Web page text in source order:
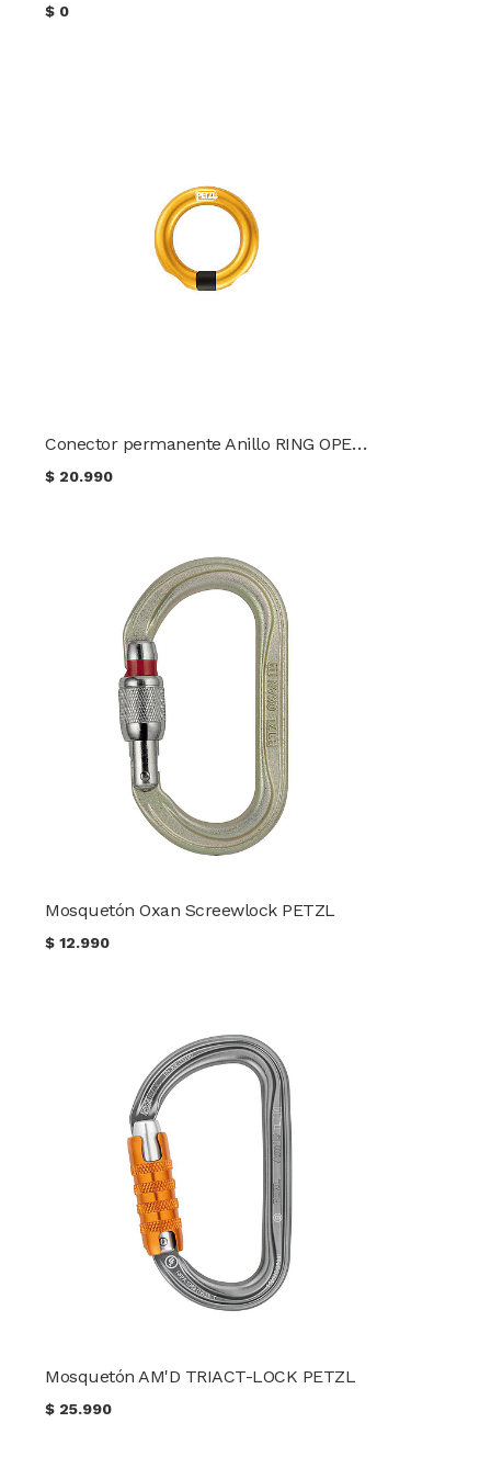
$ 0
Conector permanente Anillo RING OPEN Petzl
$ 20.990
Mosquetón Oxan Screewlock PETZL
$12.990
Mosquetón AM'D TRIACT-LOCK PETZL
$ 25.990